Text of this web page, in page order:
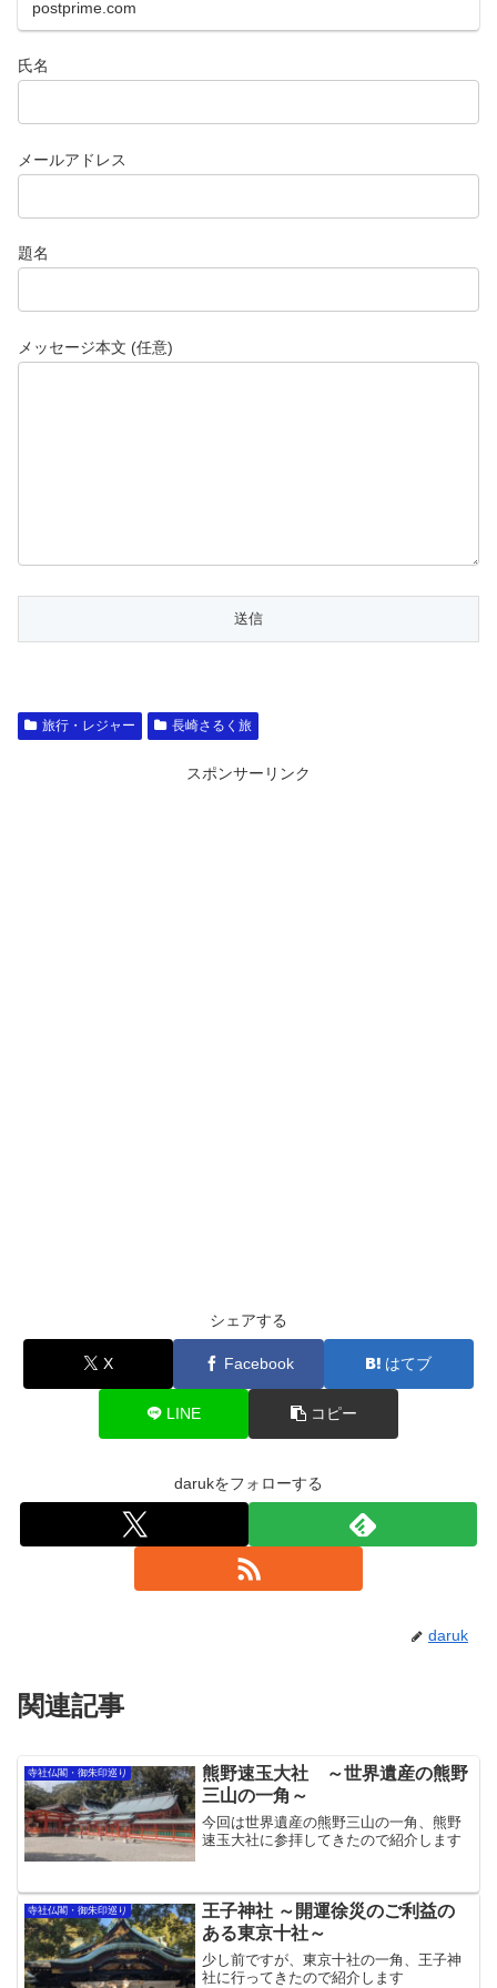
postprime.com
氏名
メールアドレス
題名
メッセージ本文 (任意)
旅行・レジャー 長崎さるく旅
スポンサーリンク
シェアする
X Facebook はてブ
LINE コピー
darukをフォローする
daruk
関連記事
寺社仏閣・御朱印巡り
熊野速玉大社 ～世界遺産の熊野
三山の一角～
今回は世界遺産の熊野三山の一角、熊野
速玉大社に参拝してきたので紹介します
寺社仏閣・御朱印巡り
王子神社 ～開運徐災のご利益の
ある東京十社～
少し前ですが、東京十社の一角、王子神
社に行ってきたので紹介します